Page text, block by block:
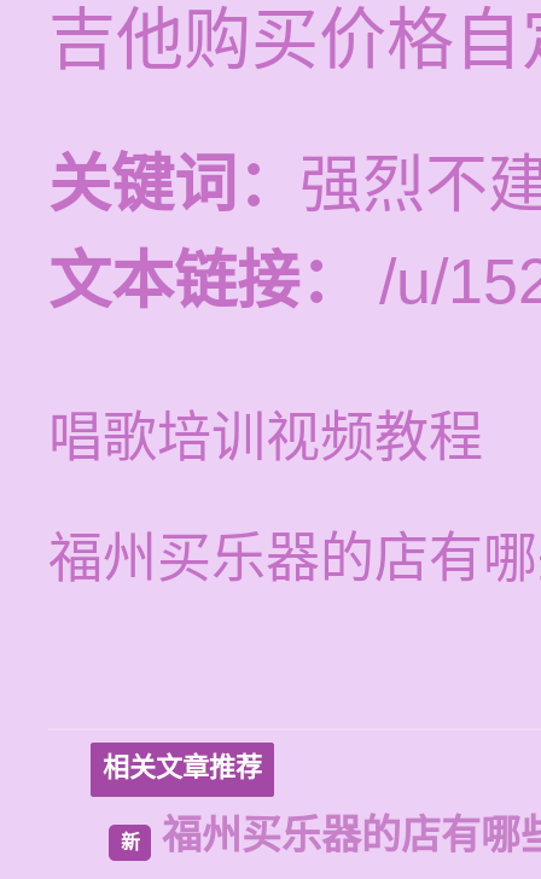
吉他购买价格
关键词： 强烈不
文本链接：
/u/
唱歌培训视频教程
福州买乐器的店有
相关文章推荐
新 福州买乐器的店有哪